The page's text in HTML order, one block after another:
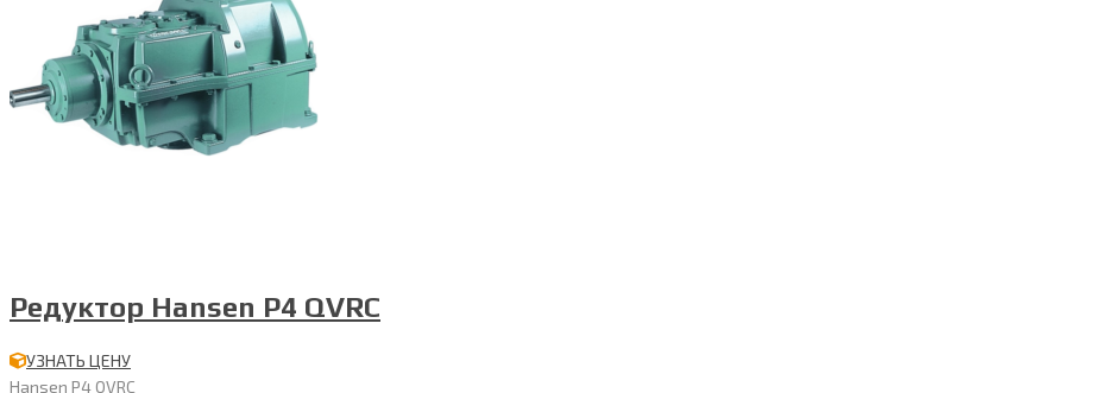
Редуктор Hansen P4 QVRC
УЗНАТЬ ЦЕНУ
Hansen P4 QVRC